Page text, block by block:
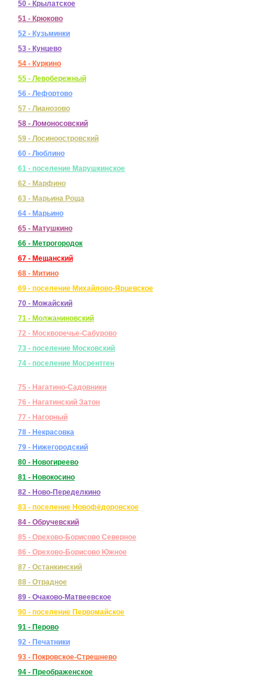
50 - Крылатское
51 - Крюково
52 - Кузьминки
53 - Кунцево
54 - Куркино
55 - Левобережный
56 - Лефортово
57 - Лианозово
58 - Ломоносовский
59 - Лосиноостровский
60 - Люблино
61 - поселение Марушкинское
62 - Марфино
63 - Марьина Роща
64 - Марьино
65 - Матушкино
66 - Метрогородок
67 - Мещанский
68 - Митино
69 - поселение Михайлово-Ярцевское
70 - Можайский
71 - Молжаниновский
72 - Москворечье-Сабурово
73 - поселение Московский
74 - поселение Мосрентген
75 - Нагатино-Садовники
76 - Нагатинский Затон
77 - Нагорный
78 - Некрасовка
79 - Нижегородский
80 - Новогиреево
81 - Новокосино
82 - Ново-Переделкино
83 - поселение Новофёдоровское
84 - Обручевский
85 - Орехово-Борисово Северное
86 - Орехово-Борисово Южное
87 - Останкинский
88 - Отрадное
89 - Очаково-Матвеевское
90 - поселение Первомайское
91 - Перово
92 - Печатники
93 - Покровское-Стрешнево
94 - Преображенское